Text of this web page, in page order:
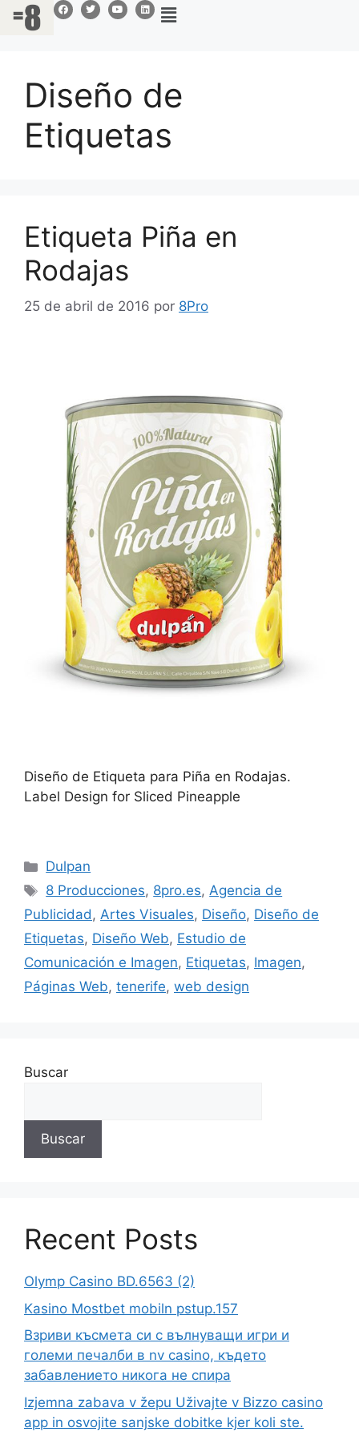
Diseño de
Etiquetas
Etiqueta Piña en
Rodajas
25 de abril de 2016 por 8Pro
Diseño de Etiqueta para Piña en Rodajas.
Label Design for Sliced Pineapple
Dulpan
8 Producciones, 8pro.es,Agencia de
Publicidad, Artes Visuales, Diseño, Diseño de
Etiquetas, Diseño Web, Estudio de
Comunicación e Imagen, Etiquetas, Imagen,
Páginas Web, tenerife, web design
Buscar
Buscar
Recent Posts
Olymp Casino BD.6563 (2)
Kasino Mostbet mobiln pstup.157
Взриви късмета си с вълнуващи игри и
големи печалби в nv casino, където
забавлението никога не спира
Izjemna zabava v žepu Uživajte v Bizzo casino
app in osvojite sanjske dobitke kjer koli ste.